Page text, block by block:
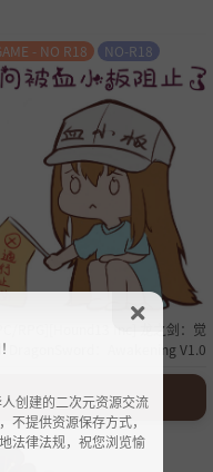
[PC/RPG][Hound13 Inc] 龙之剑：觉
DragonSword：Awakening
- NO R18 NO-R18
创建的二次元资源交流
不提供资源保存方式，
法律法规，祝您浏览愉